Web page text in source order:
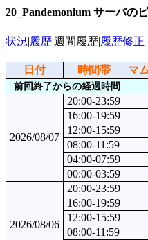
20_Pandemonium サーバの
状況|履歴|週間履歴|履歴修正
日付 時間帯 マ
前回終了からの経過時間
2026/08/07
20:00-23:59
16:00-19:59
12:00-15:59
08:00-11:59
04:00-07:59
00:00-03:59
2026/08/06
20:00-23:59
16:00-19:59
12:00-15:59
08:00-11:59